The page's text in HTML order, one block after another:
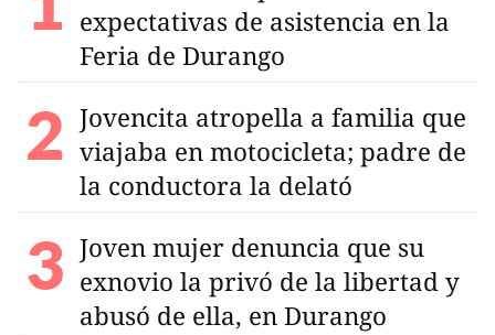
expectativas de asistencia en la
Feria de Durango
Jovencita atropella a familia que
viajaba en motocicleta; padre de
la conductora la delató
Joven mujer denuncia que su
exnovio la privó de la libertad y
abusó de ella, en Durango